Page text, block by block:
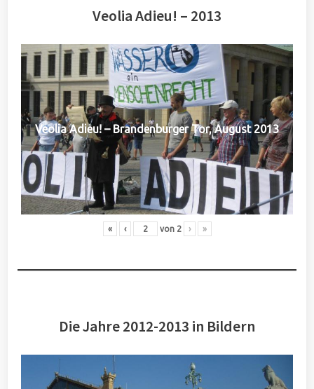
Veolia Adieu! – 2013
Veolia Adieu! – Brandenburger Tor, August 2013
« ‹ von 2 › »
Die Jahre 2012-2013 in Bildern